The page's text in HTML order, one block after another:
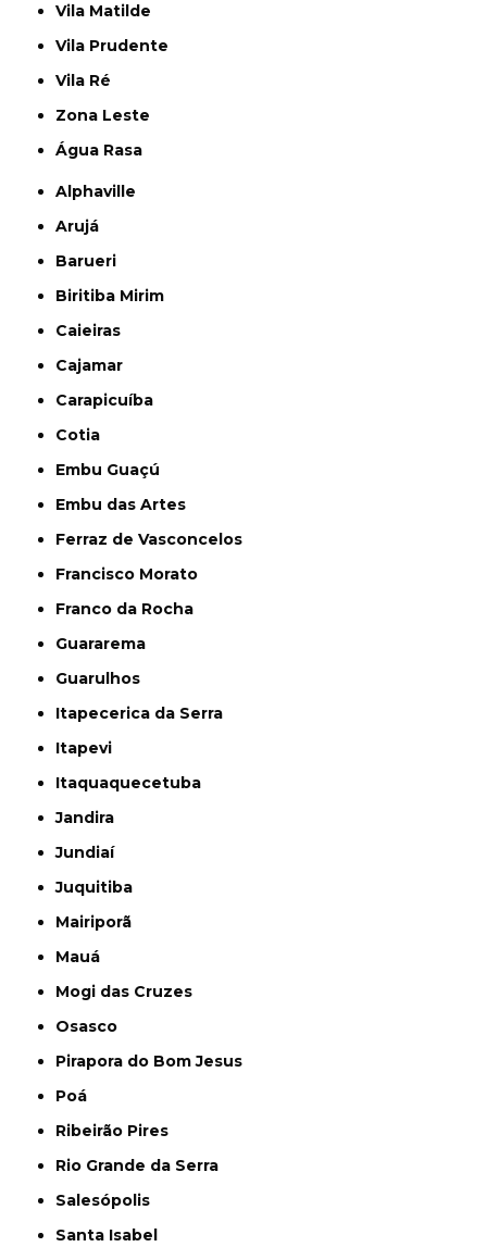
Vila Matilde
Vila Prudente
Vila Ré
Zona Leste
Água Rasa
Alphaville
Arujá
Barueri
Biritiba Mirim
Caieiras
Cajamar
Carapicuíba
Cotia
Embu Guaçú
Embu das Artes
Ferraz de Vasconcelos
Francisco Morato
Franco da Rocha
Guararema
Guarulhos
Itapecerica da Serra
Itapevi
Itaquaquecetuba
Jandira
Jundiaí
Juquitiba
Mairiporã
Mauá
Mogi das Cruzes
Osasco
Pirapora do Bom Jesus
Poá
Ribeirão Pires
Rio Grande da Serra
Salesópolis
Santa Isabel